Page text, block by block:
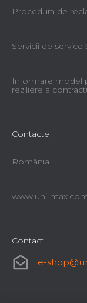
Procedura de
Servicii de service
Informare model
reziliere a
Contacte
România
www.uni-
Contact
e-shop@